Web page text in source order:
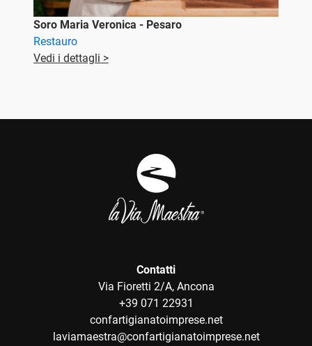
Soro Maria Veronica - Pesaro
Restauro
Vedi i dettagli >
Contatti
Via Fioretti 2/A, Ancona
+39 071 22931
confartigianatoimprese.net
laviamaestra@confartigianatoimprese.net